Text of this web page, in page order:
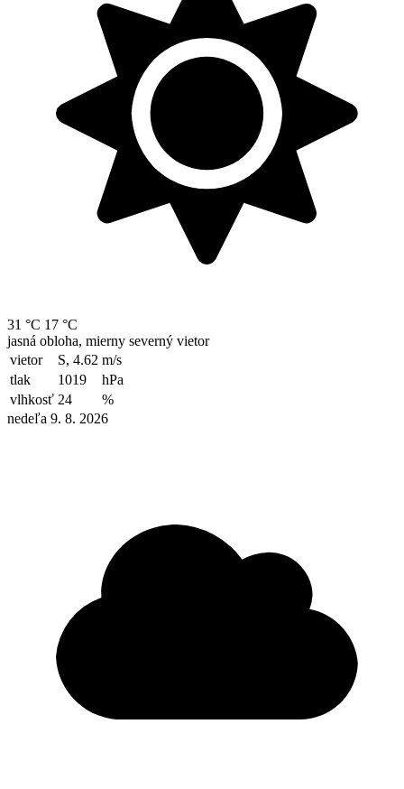
31 °C 17 °C
jasná obloha, mierny severný vietor
vietor
S, 4.62 m/s
tlak
1019
hPa
vlhkosť 24
%
nedeľa 9. 8. 2026